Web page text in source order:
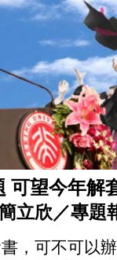
可望今年解
立欣／專題
書，可不可以